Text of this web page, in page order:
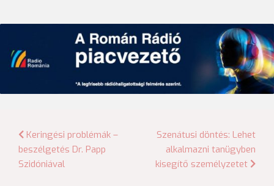
Bejegyzés
navigáció
Keringési problémák –
beszélgetés Dr. Papp
Szidóniával
Szenátusi döntés: Lehet
alkalmazni tanügyben
kisegítő személyzetet